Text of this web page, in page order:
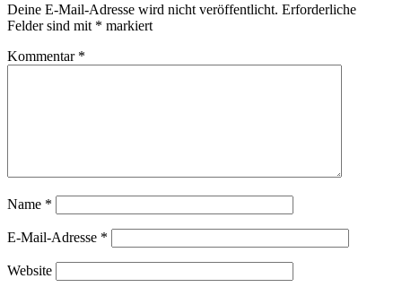
Deine E-Mail-Adresse wird nicht veröffentlicht. Erforderliche
Felder sind mit * markiert
Kommentar *
Name *
E-Mail-Adresse *
Website